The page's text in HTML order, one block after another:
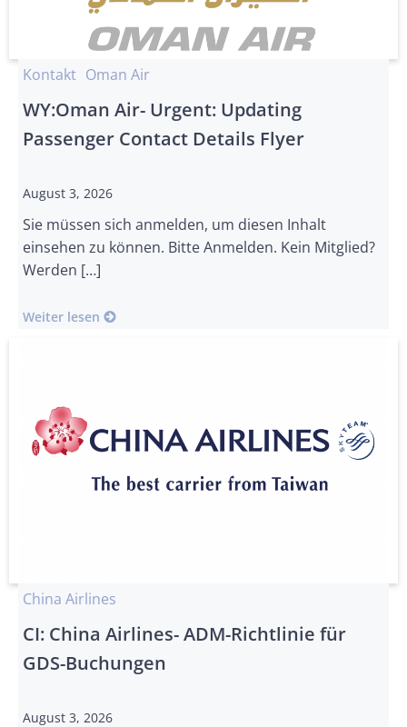
Kontakt Oman Air
WY:Oman Air- Urgent: Updating
Passenger Contact Details Flyer
August 3, 2026
Sie müssen sich anmelden, um diesen Inhalt
einsehen zu können. Bitte Anmelden. Kein Mitglied?
Werden […]
Weiter lesen
China Airlines
CI: China Airlines- ADM-Richtlinie für
GDS-Buchungen
August 3, 2026